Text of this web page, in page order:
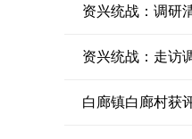
资兴统战：调研
资兴统战：走访
白廊镇白廊村获